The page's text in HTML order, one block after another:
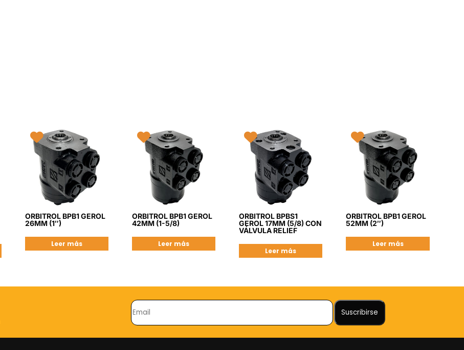
ORBITROL BPB1 GEROL
26MM (1″)
Leer más
ORBITROL BPB1 GEROL
42MM (1-5/8)
Leer más
ORBITROL BPBS1
GEROL 17MM (5/8) CON
VÁLVULA RELIEF
Leer más
ORBITROL BPB1 GEROL
52MM (2″)
Leer más